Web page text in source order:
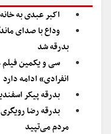
اکبر عبدی به
وداع با صدای
بدرقه شد
سی و یکمین
انفرادی» ادامه دارد
بدرقه پیکر
بدرقه رضا
مردم می‌تپید